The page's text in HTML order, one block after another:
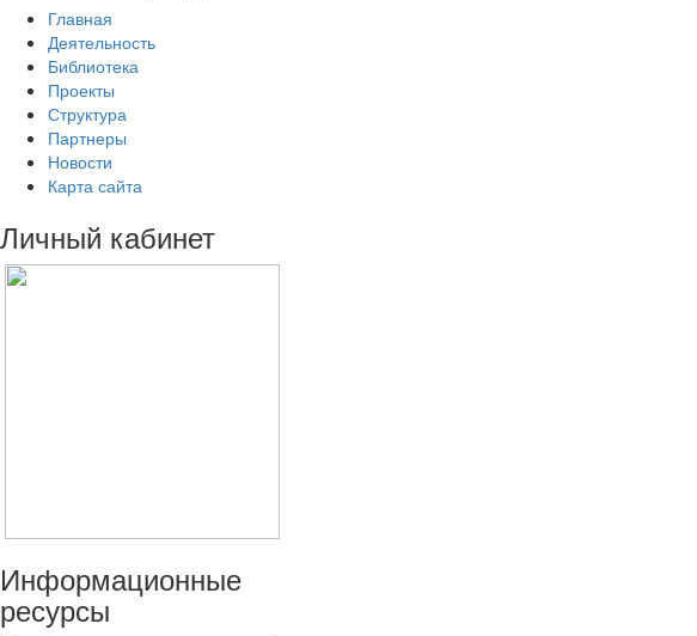
Главная
Деятельность
Библиотека
Проекты
Структура
Партнеры
Новости
Карта сайта
Личный кабинет
Информационные
ресурсы